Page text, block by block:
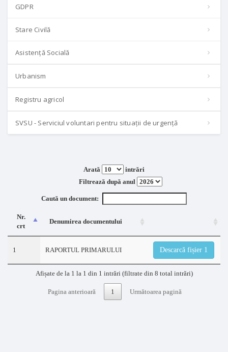
GDPR
Stare Civilă
Asistență Socială
Urbanism
Registru agricol
SVSU - Serviciul voluntari pentru situații de urgență
Arată
intrări
Filtrează după anul
Caută un document:
Nr.
crt
Denumirea documentului
1 RAPORTUL PRIMARULUI Descarcă fișier 1
Afișate de la 1 la 1 din 1 intrări (filtrate din 8 total intrări)
Pagina anterioară 1 Următoarea pagină